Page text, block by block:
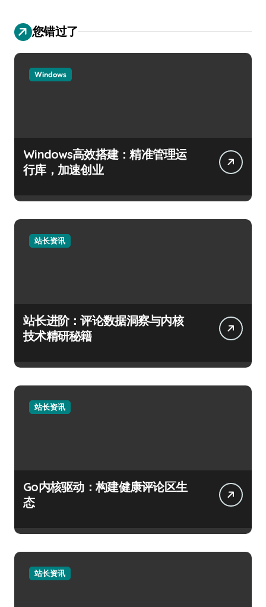
您错过了
Windows
Windows高效搭建：精准管理运
行库，加速创业
站长资讯
站长进阶：评论数据洞察与内核
技术精研秘籍
站长资讯
Go内核驱动：构建健康评论区生
态
站长资讯